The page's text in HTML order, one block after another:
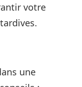
votre
une